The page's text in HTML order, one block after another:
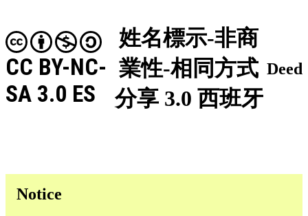
姓名標示-非商
業性-相同方式
分享 3.0 西班牙
CC BY-NC-
SA 3.0 ES
Deed
Notice